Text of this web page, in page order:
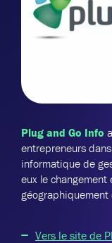
Plug and Go Info
entrepreneurs
informatique de
eux le
géographiquement
Vers le site de